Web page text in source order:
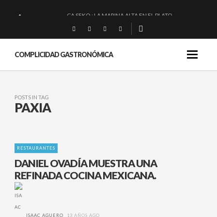
CA SEKO : LA MARINA ALTA EN EL PLATO.
QUIQUE DACOSTA: «UNA GRAN OBRA»
EL BARUCO DE ANERO: MUCHO MÁS QUE UN BAR.
COMPLICIDAD GASTRONÓMICA
POSTS IN TAG
PAXIA
RESTAURANTES
DANIEL OVADÍA MUESTRA UNA
REFINADA COCINA MEXICANA.
ISAAC AGUERO 13 AÑOS AGO